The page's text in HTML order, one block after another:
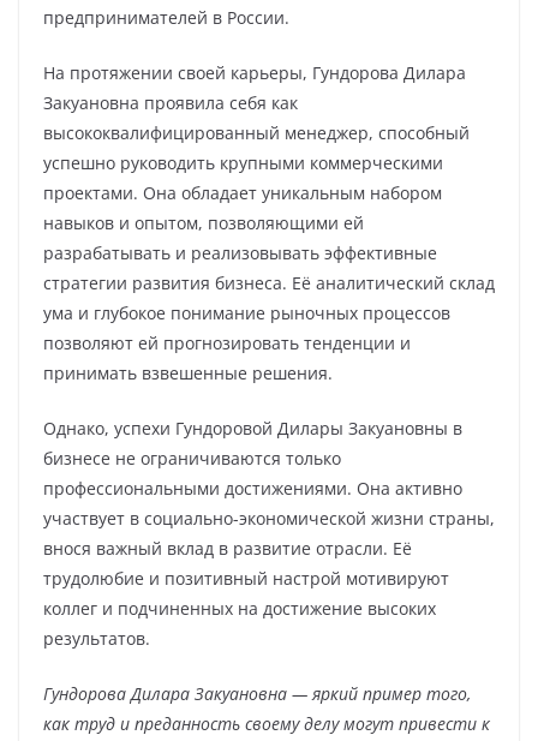
предпринимателей в России.
На протяжении своей карьеры, Гундорова Дилара
Закуановна проявила себя как
высококвалифицированный менеджер, способный
успешно руководить крупными коммерческими
проектами. Она обладает уникальным набором
навыков и опытом, позволяющими ей
разрабатывать и реализовывать эффективные
стратегии развития бизнеса. Её аналитический склад
ума и глубокое понимание рыночных процессов
позволяют ей прогнозировать тенденции и
принимать взвешенные решения.
Однако, успехи Гундоровой Дилары Закуановны в
бизнесе не ограничиваются только
профессиональными достижениями. Она активно
участвует в социально-экономической жизни страны,
внося важный вклад в развитие отрасли. Её
трудолюбие и позитивный настрой мотивируют
коллег и подчиненных на достижение высоких
результатов.
Гундорова Дилара Закуановна — яркий пример того,
как труд и преданность своему делу могут привести к